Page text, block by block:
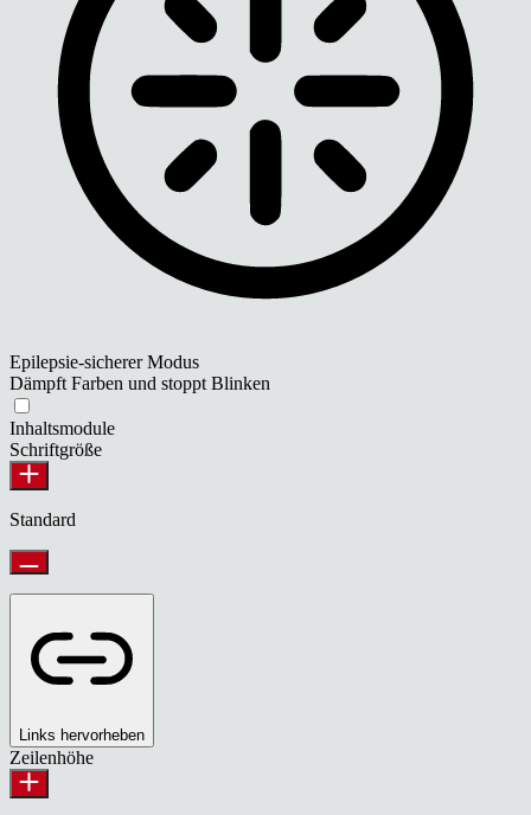
Epilepsie-sicherer Modus
Dämpft Farben und stoppt Blinken
Inhaltsmodule
Schriftgröße
Standard
Links hervorheben
Zeilenhöhe